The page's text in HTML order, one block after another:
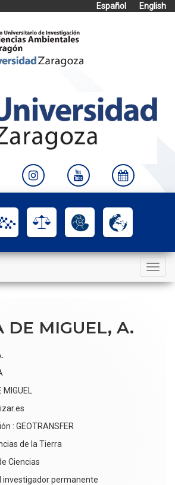
Español
English
Toggle
navigation
DE MIGUEL, A.
: GEOTRANSFER
de la Tierra
Ciencias
investigador permanente